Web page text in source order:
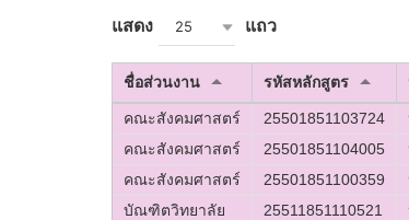
แสดง 25 แถว
ชื่อส่วนงาน รหัสหลักสูตร
คณะสังคมศาสตร์ 25501851103724
คณะสังคมศาสตร์
25501851104005
คณะสังคมศาสตร์
25501851100359
บัณฑิตวิทยาลัย
25511851110521